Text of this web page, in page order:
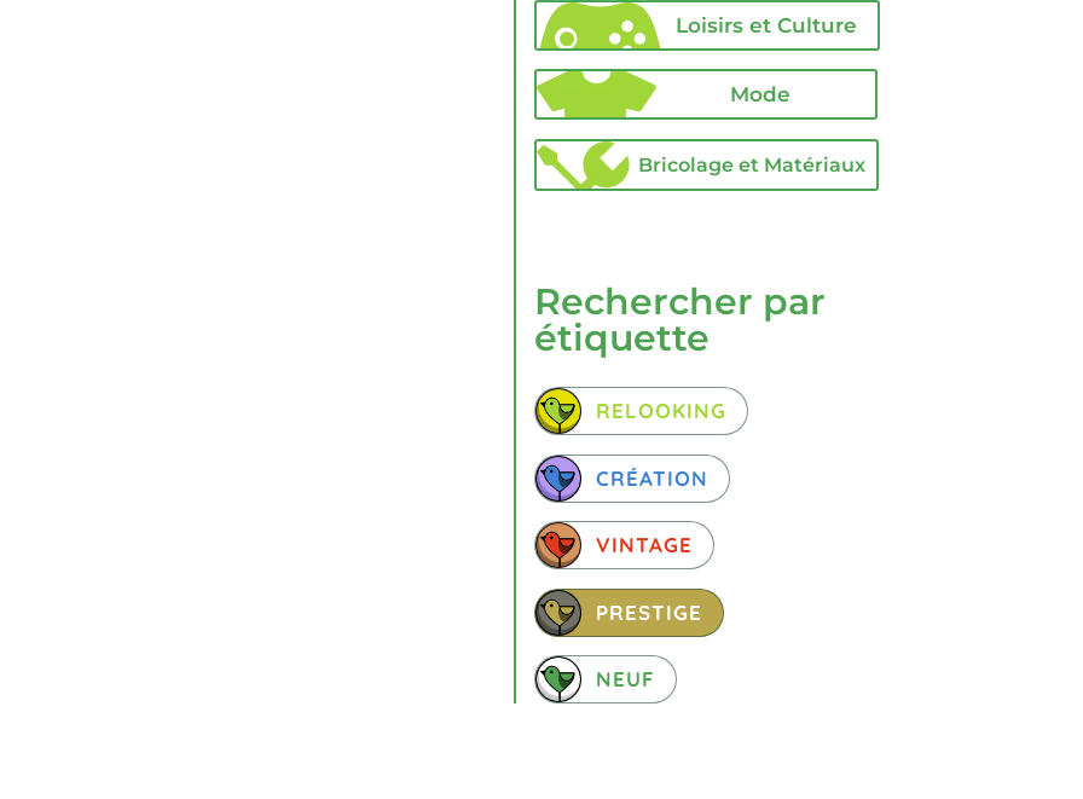
Loisirs et Culture
Mode
Bricolage et Matériaux
Rechercher par
étiquette
RELOOKING
CRÉATION
VINTAGE
PRESTIGE
NEUF